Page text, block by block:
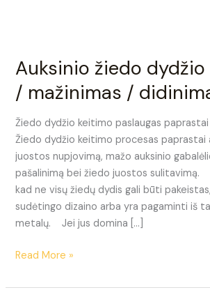
Auksinio žiedo
/ mažinimas /
Žiedo dydžio keitimo paslaugas
Žiedo dydžio keitimo procesas paprastai
juostos nupjovimą, mažo auksinio
pašalinimą bei žiedo juostos sulitavimą.
kad ne visų žiedų dydis gali būti
sudėtingo dizaino arba yra pagaminti iš
metalų. Jei jus domina […]
Auksinio
dydžio
/
mažinimas
/
didinimas
Read More »